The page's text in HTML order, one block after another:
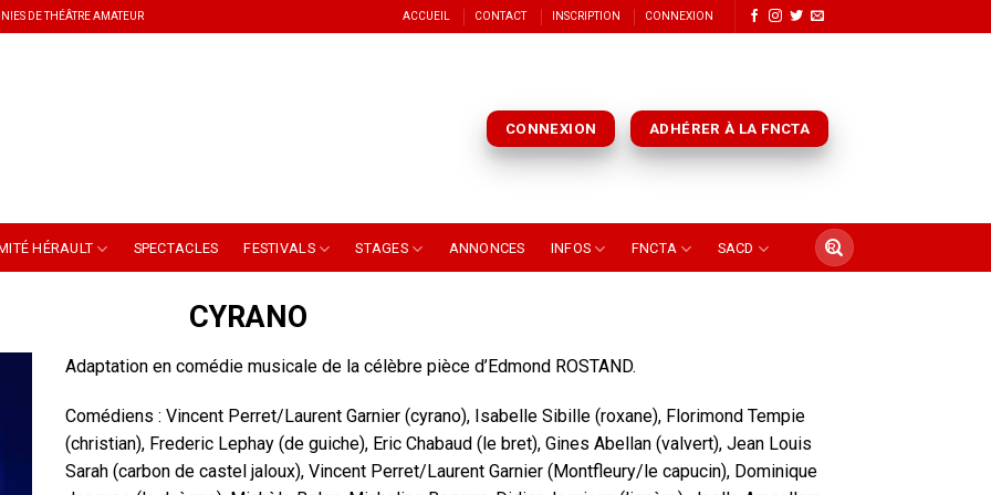
DE THÉÂTRE AMATEUR ACCUEIL CONTACT INSCRIPTION CONNEXION
CONNEXION ADHÉRER À LA FNCTA
HÉRAULT SPECTACLES FESTIVALS STAGES ANNONCES INFOS FNCTA SACD
CYRANO
Adaptation en comédie musicale de la célèbre pièce d’Edmond ROSTAND.
Comédiens : Vincent Perret/Laurent Garnier (cyrano), Isabelle Sibille (roxane), Florimond Tempie
(christian), Frederic Lephay (de guiche), Eric Chabaud (le bret), Gines Abellan (valvert), Jean Louis
Sarah (carbon de castel jaloux), Vincent Perret/Laurent Garnier (Montfleury/le capucin), Dominique